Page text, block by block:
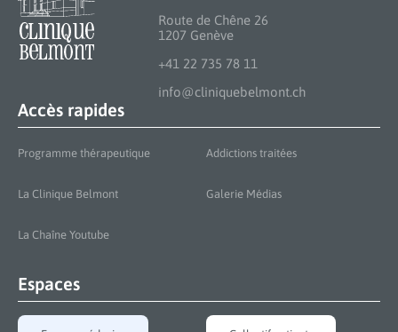
Route de Chêne 26
1207 Genève
+41 22 735 78 11
info@cliniquebelmont.ch
Accès rapides
Programme thérapeutique Addictions traitées
La Clinique Belmont Galerie Médias
La Chaîne Youtube
Espaces